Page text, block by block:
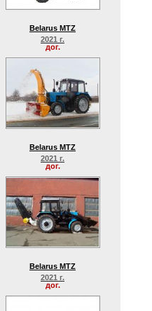
Belarus MTZ
2021 г.
дог.
Belarus MTZ
2021 г.
дог.
Belarus MTZ
2021 г.
дог.